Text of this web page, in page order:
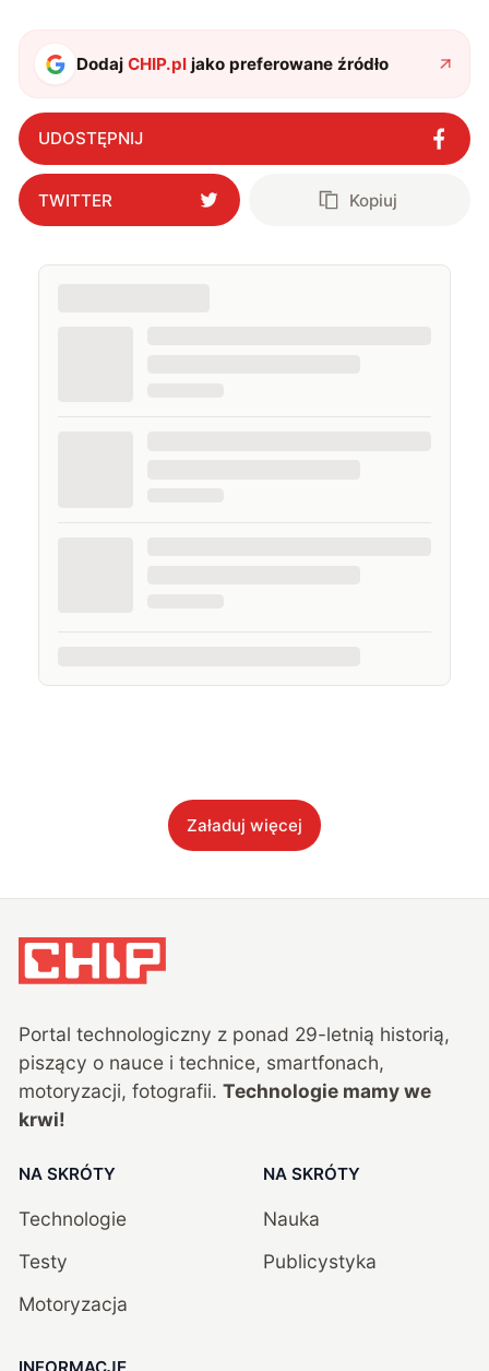
DodajCHIP.pl jako preferowane źródło
UDOSTĘPNIJ
TWITTER Kopiuj
Załaduj więcej
Portal technologiczny z ponad 29-letnią historią,
piszący o nauce i technice, smartfonach,
motoryzacji, fotografii. Technologie mamy we
krwi!
NA SKRÓTY
Technologie
Testy
Motoryzacja
NA SKRÓTY
Nauka
Publicystyka